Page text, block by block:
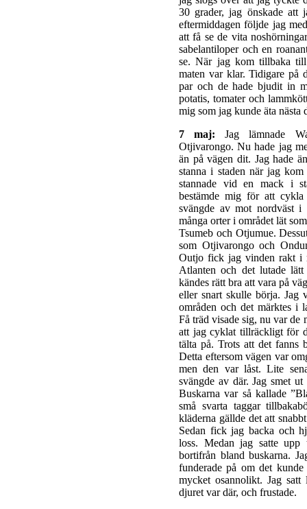
30 grader, jag önskade att
eftermiddagen följde jag
att få se de vita
sabelantiloper och en
se. När jag kom tillbaka
maten var klar. Tidigare på
par och de hade bjudit in
potatis, tomater och
mig som jag kunde äta nästa
7 maj: Jag lämnade
Otjivarongo. Nu hade jag
än på vägen dit. Jag hade
stanna i staden när jag
stannade vid en mack i
bestämde mig för att
svängde av mot nordväst
många orter i området lät
Tsumeb och Otjumue.
som Otjivarongo och
Outjo fick jag vinden rakt i
Atlanten och det lutade
kändes rätt bra att vara på
eller snart skulle börja. Jag
områden och det märktes i
Få träd visade sig, nu var de
att jag cyklat tillräckligt för
tälta på. Trots att det fanns
Detta eftersom vägen var
men den var låst. Lite
svängde av där. Jag smet
Buskarna var så kallade
små svarta taggar
kläderna gällde det att
Sedan fick jag backa och
loss. Medan jag satte upp
bortifrån bland buskarna.
funderade på om det
mycket osannolikt. Jag
djuret var där, och frustade.